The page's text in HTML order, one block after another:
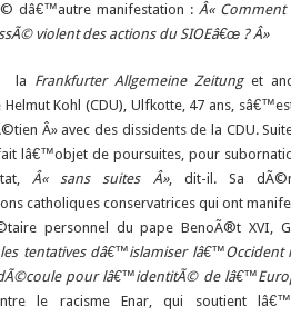
dâ€™autre manifestation :Â«
violent des actions du SIOEâ€œ ? Â»
la Frankfurter Allgemeine Zeitunget
Kohl (CDU), Ulfkotte, 47 ans,
Â» avec des dissidents de la CDU.
lâ€™objet de poursuites, pour
Â« sans suites Â», dit-il. Sa
catholiques conservatrices qui ont
personnel du pape BenoÃ®t XVI,
tentatives dâ€™islamiser lâ€™Occident
pour lâ€™identitÃ© de
le racisme Enar, qui soutient